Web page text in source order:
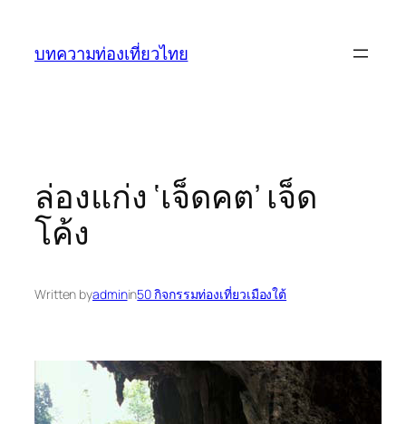
บทความท่องเที่ยวไทย
ล่องแก่ง ‘เจ็ดคต’ เจ็ด
โค้ง
Written byadminin50 กิจกรรมท่องเที่ยวเมืองใต้